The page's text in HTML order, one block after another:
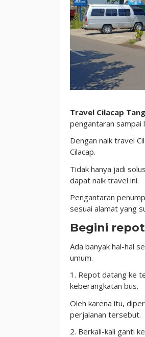
Travel Cilacap
pengantaran sampai
Dengan naik travel
Cilacap.
Tidak hanya jadi
dapat naik travel ini.
Pengantaran
sesuai alamat yang
Begini
Ada banyak hal-hal
umum.
1. Repot datang ke
keberangkatan bus.
Oleh karena itu,
perjalanan tersebut.
2. Berkali-kali ganti